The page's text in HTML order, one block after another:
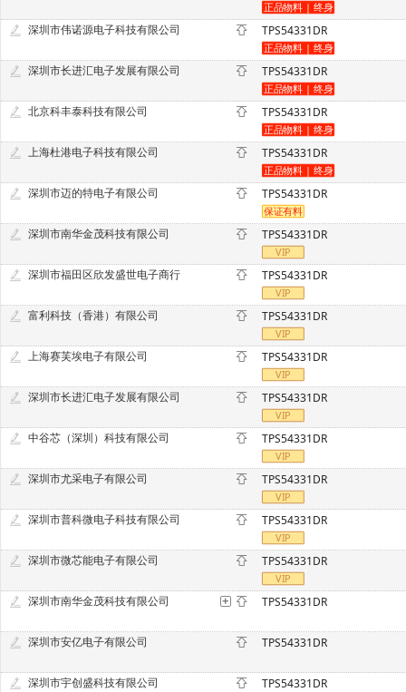
深圳市伟诺源电子科技有限公司 TPS54331DR
深圳市长进汇电子发展有限公司 TPS54331DR
北京科丰泰科技有限公司 TPS54331DR
上海杜港电子科技有限公司 TPS54331DR
深圳市迈的特电子有限公司 TPS54331DR
深圳市南华金茂科技有限公司 TPS54331DR
深圳市福田区欣发盛世电子商行 TPS54331DR
富利科技（香港）有限公司 TPS54331DR
上海赛芙埃电子有限公司 TPS54331DR
深圳市长进汇电子发展有限公司 TPS54331DR
中谷芯（深圳）科技有限公司 TPS54331DR
深圳市尤采电子有限公司 TPS54331DR
深圳市普科微电子科技有限公司 TPS54331DR
深圳市微芯能电子有限公司 TPS54331DR
深圳市南华金茂科技有限公司 TPS54331DR
深圳市安亿电子有限公司 TPS54331DR
深圳市宇创盛科技有限公司 TPS54331DR